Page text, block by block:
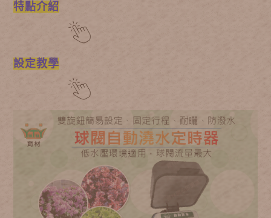
特點介紹
設定教學